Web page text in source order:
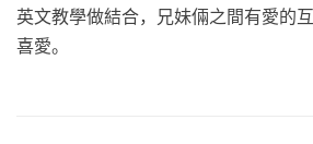
英文教學做結合，兄妹倆之間有愛的
喜愛。